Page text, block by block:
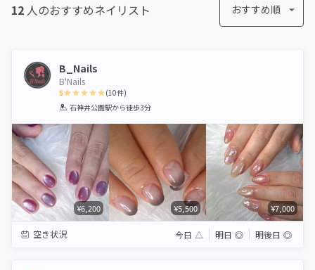
12 人のおすすめネイリスト おすすめ順
B_Nails
B'Nails
5
1 2 3 4 5
(10件)
石神井公園駅から徒歩3分
¥6,200 ¥5,500 ¥7,000
空き状況 今日 △ 明日 ◎ 明後日 ◎